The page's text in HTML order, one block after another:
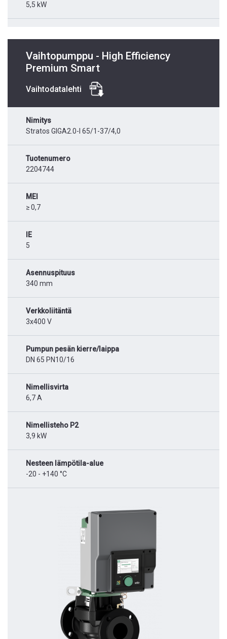
5,5 kW
Vaihtopumppu - High Efficiency
Premium Smart
Vaihtodatalehti
Nimitys
Stratos GIGA2.0-I 65/1-37/4,0
Tuotenumero
2204744
MEI
≥ 0,7
IE
5
Asennuspituus
340 mm
Verkkoliitäntä
3x400 V
Pumpun pesän kierre/laippa
DN 65 PN10/16
Nimellisvirta
6,7 A
Nimellisteho P2
3,9 kW
Nesteen lämpötila-alue
-20 - +140 °C